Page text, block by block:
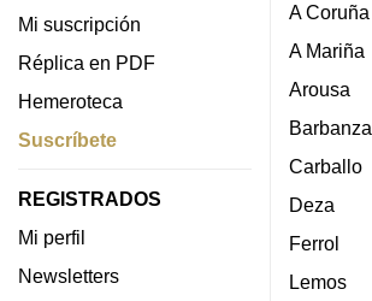
Mi suscripción
Réplica en PDF
Hemeroteca
Suscríbete
REGISTRADOS
Mi perfil
Newsletters
A Coruña
A Mariña
Arousa
Barbanza
Carballo
Deza
Ferrol
Lemos